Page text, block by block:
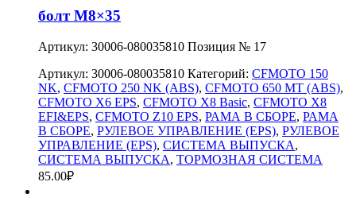
болт M8×35
Артикул: 30006-080035810 Позиция № 17
Артикул: 30006-080035810 Категорий: CFMOTO 150
NK, CFMOTO 250 NK (ABS), CFMOTO 650 MT (ABS),
CFMOTO X6 EPS, CFMOTO X8 Basic, CFMOTO X8
EFI&EPS, CFMOTO Z10 EPS, РАМА В СБОРЕ, РАМА
В СБОРЕ, РУЛЕВОЕ УПРАВЛЕНИЕ (EPS), РУЛЕВОЕ
УПРАВЛЕНИЕ (EPS), СИСТЕМА ВЫПУСКА,
СИСТЕМА ВЫПУСКА, ТОРМОЗНАЯ СИСТЕМА
85.00₽